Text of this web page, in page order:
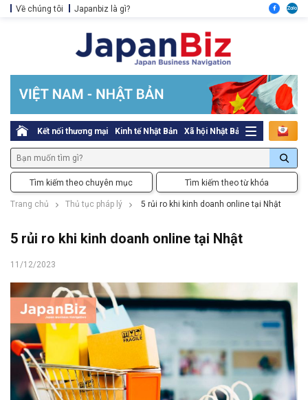
Về chúng tôi Japanbiz là gì?
Kết nối thương mại Kinh tế Nhật Bản Xã hội Nhật Bản Thủ tục pháp
Tìm kiếm theo chuyên mục Tìm kiếm theo từ khóa
Trang chủ Thủ tục pháp lý 5 rủi ro khi kinh doanh online tại Nhật
5 rủi ro khi kinh doanh online tại Nhật
11/12/2023